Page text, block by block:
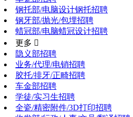
钢托部/电脑设计钢托招聘
钢牙部/抛光/包埋招聘
蜡冠部/电脑蜡冠设计招聘
更多 
隐义部招聘
业务/代理/电销招聘
胶托/排牙/正畸招聘
车金部招聘
学徒/实习生招聘
全瓷/精密附件/3D打印招聘